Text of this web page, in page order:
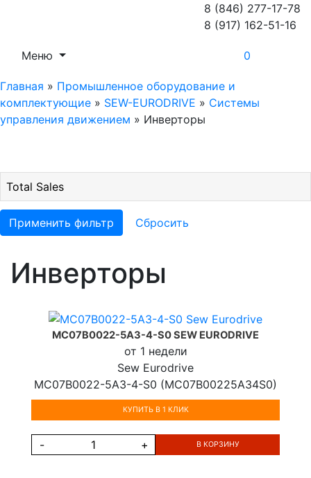
8 (846) 277-17-78
8 (917) 162-51-16
Меню 0
Главная » Промышленное оборудование и
комплектующие » SEW-EURODRIVE » Системы
управления движением » Инверторы
Total Sales
Применить фильтр Сбросить
Инверторы
MC07B0022-5A3-4-S0 SEW EURODRIVE
от 1 недели
Sew Eurodrive
MC07B0022-5A3-4-S0 (MC07B00225A34S0)
КУПИТЬ В 1 КЛИК
- + В КОРЗИНУ